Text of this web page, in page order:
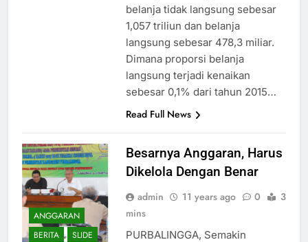
belanja tidak langsung sebesar
1,057 triliun dan belanja
langsung sebesar 478,3 miliar.
Dimana proporsi belanja
langsung terjadi kenaikan
sebesar 0,1% dari tahun 2015…
Read Full News
ANGGARAN
BERITA
SLIDE
Besarnya Anggaran, Harus
Dikelola Dengan Benar
admin 11 years ago 0
3
mins
PURBALINGGA, Semakin